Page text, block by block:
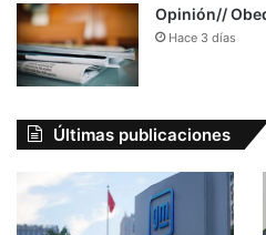
Opinión//
Hace 3 días
Últimas publicaciones